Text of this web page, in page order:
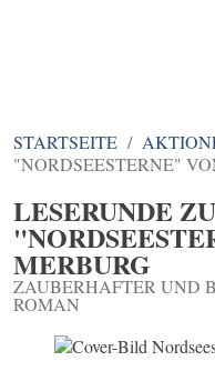
STARTSEITE
"NORDSEESTERNE"
LESERUNDE ZU
MERBURG
ZAUBERHAFTER UND
ROMAN